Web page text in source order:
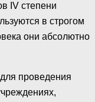
IV степени
в строгом
они абсолютно
проведения